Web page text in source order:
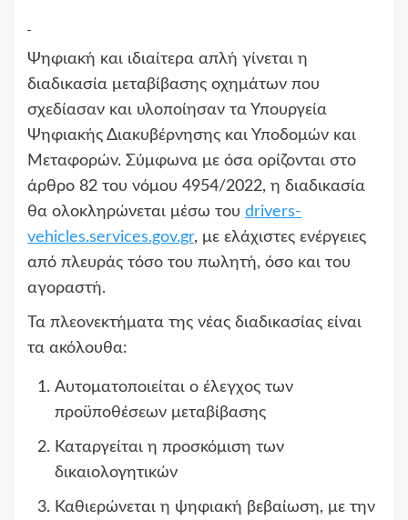
Ψηφιακή και ιδιαίτερα απλή γίνεται η
διαδικασία μεταβίβασης οχημάτων που
σχεδίασαν και υλοποίησαν τα Υπουργεία
Ψηφιακής Διακυβέρνησης και Υποδομών και
Μεταφορών. Σύμφωνα με όσα ορίζονται στο
άρθρο 82 του νόμου 4954/2022, η διαδικασία
θα ολοκληρώνεται μέσω του drivers-
vehicles.services.gov.gr, με ελάχιστες ενέργειες
από πλευράς τόσο του πωλητή, όσο και του
αγοραστή.
Τα πλεονεκτήματα της νέας διαδικασίας είναι
τα ακόλουθα:
Αυτοματοποιείται ο έλεγχος των
προϋποθέσεων μεταβίβασης
Καταργείται η προσκόμιση των
δικαιολογητικών
Καθιερώνεται η ψηφιακή βεβαίωση, με την